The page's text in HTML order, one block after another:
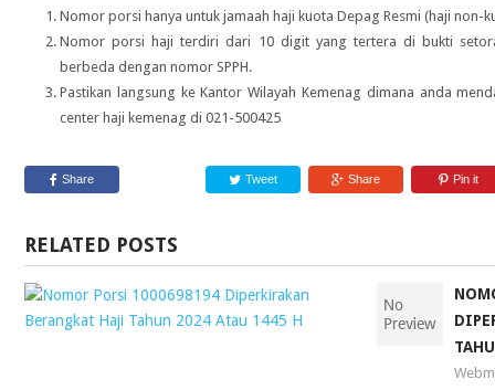
Nomor porsi hanya untuk jamaah haji kuota Depag Resmi (haji non-
Nomor porsi haji terdiri dari 10 digit yang tertera di bukti
berbeda dengan nomor SPPH.
Pastikan langsung ke Kantor Wilayah Kemenag dimana anda
center haji kemenag di 021-500425
Share Tweet Share Pin it
RELATED POSTS
PORSI
DIPERKIRAKAN